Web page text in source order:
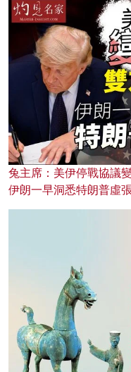
兔主席：美伊停戰協議
伊朗一早洞悉特朗普虛